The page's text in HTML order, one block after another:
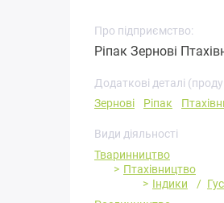
Про підприємство:
Ріпак Зернові
Додаткові деталі
Зернові
Ріпак
Види діяльності
Тваринництво
Птахівництво
Індики